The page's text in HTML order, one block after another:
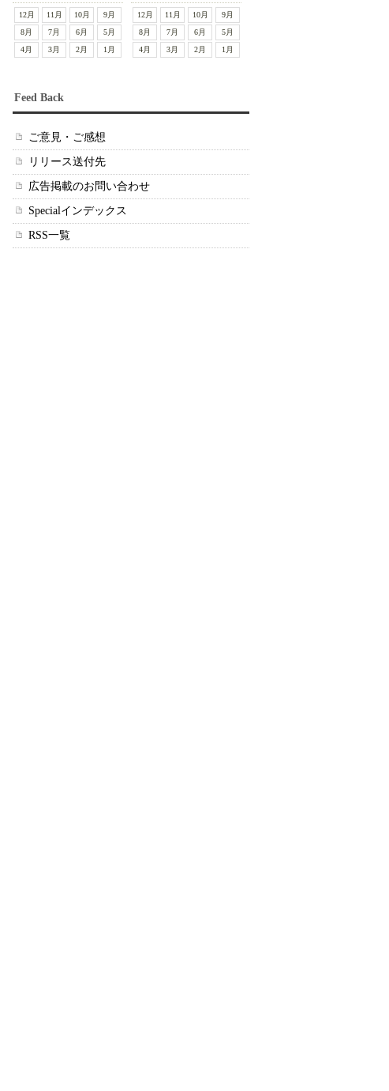
12月 11月 10月
9月
8月
7月 6月
5月
4月
3月 2月 1月
12月 11月 10月
9月
8月
7月 6月
5月
4月
3月 2月 1月
Feed Back
ご意見・ご感想
リリース送付先
広告掲載のお問い合わせ
Specialインデックス
RSS一覧